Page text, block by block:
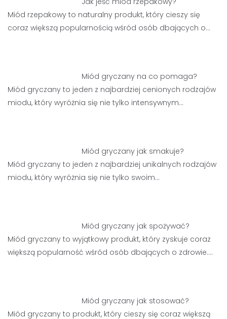
Miód rzepakowy to naturalny produkt, który cieszy się
coraz większą popularnością wśród osób dbających o…
Miód gryczany na co pomaga?
Miód gryczany to jeden z najbardziej cenionych rodzajów
miodu, który wyróżnia się nie tylko intensywnym…
Miód gryczany jak smakuje?
Miód gryczany to jeden z najbardziej unikalnych rodzajów
miodu, który wyróżnia się nie tylko swoim…
Miód gryczany jak spożywać?
Miód gryczany to wyjątkowy produkt, który zyskuje coraz
większą popularność wśród osób dbających o zdrowie.…
Miód gryczany jak stosować?
Miód gryczany to produkt, który cieszy się coraz większą